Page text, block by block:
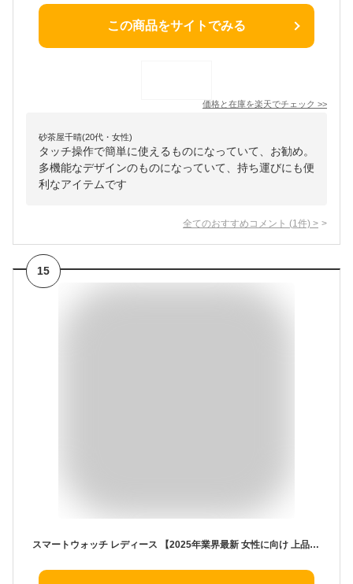
この商品をサイトでみる
価格と在庫を楽天でチェック >>
砂茶屋千晴(20代・女性)
タッチ操作で簡単に使えるものになっていて、お勧め。
多機能なデザインのものになっていて、持ち運びにも便
利なアイテムです
全てのおすすめコメント (1 件) >
15
スマートウォッチ レディース 【2025年業界最新 女性に向け 上品なデザイン】丸型 1.32インチ AMOLEDディスプレイ Bluetooth5.3通話機能 LINE/Gmail/メッセージ通知 IP68防水 常時表示 多種類運動モード 天気予報 2種ベルト付き Type-C充電ケーブル付き iPhone/アンドロイド対応 TELEC認証取得済 (ゴールド)